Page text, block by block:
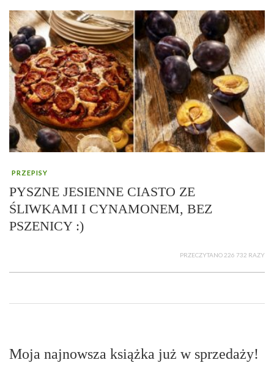
PRZEPISY
PYSZNE JESIENNE CIASTO ZE
ŚLIWKAMI I CYNAMONEM, BEZ
PSZENICY :)
PRZECZYTANO 226 732 RAZY
Moja najnowsza książka już w sprzedaży!